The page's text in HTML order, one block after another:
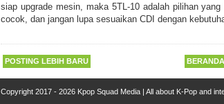
siap upgrade mesin, maka 5TL-10 adalah pilihan
cocok, dan jangan lupa sesuaikan CDI dengan
POSTING LEBIH BARU BERANDA
Copyright 2017 - 2026 Kpop Squad Media | All about K-Pop and